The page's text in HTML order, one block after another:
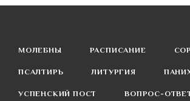
МОЛЕБНЫ РАСПИСАНИЕ
ПСАЛТИРЬ
ЛИТУРГИЯ
УСПЕНСКИЙ ПОСТ
ВОПРОС-